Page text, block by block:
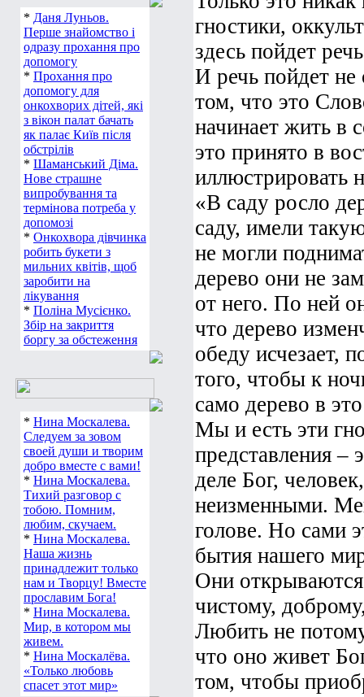
* Даня Луньов.
Перше знайомство і
одразу прохання про
допомогу
* Прохання про
допомогу для
онкохворих дітей, які
з вікон палат бачать
як палає Київ після
обстрілів
* Шаманський Діма.
Нове страшне
випробування та
термінова потреба у
допомозі
* Онкохвора дівчинка
робить букети з
мильних квітів, щоб
заробити на
лікування
* Поліна Мусієнко.
Збір на закриття
боргу за обстеження
* Нина Москалева.
Следуем за зовом
своей души и творим
добро вместе с вами!
* Нина Москалева.
Тихий разговор с
тобою. Помним,
любим, скучаем.
* Нина Москалева.
Наша жизнь
принадлежит только
нам и Творцу! Вместе
прославим Бога!
* Нина Москалева.
Мир, в котором мы
живем.
* Нина Москалёва.
«Только любовь
спасет этот мир»
гностики,
здесь пойдет
И речь пойдет не
том, что это
начинает жить в
это принято в
иллюстрировать
«В саду росло
саду, имели
не могли
дерево они не
от него. По ней
что дерево
обеду исчезает,
того, чтобы к
само дерево в
Мы и есть эти
представления –
деле Бог,
неизменными.
голове. Но сами
бытия нашего
Они
чистому,
Любить не
что оно живет
том, чтобы